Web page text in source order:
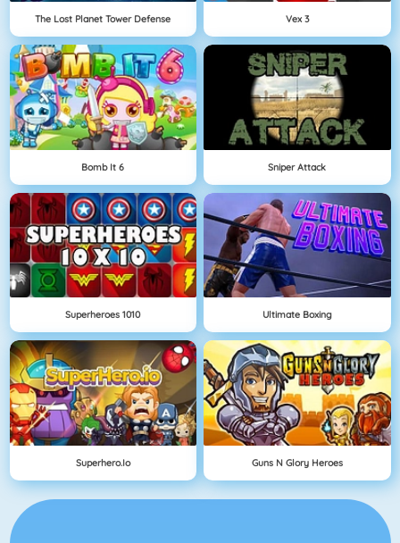
The Lost Planet Tower Defense Vex 3
Bomb It 6 Sniper Attack
Superheroes 1010 Ultimate Boxing
Superhero.io Guns N Glory Heroes